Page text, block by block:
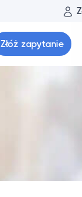
Złóż zapytanie